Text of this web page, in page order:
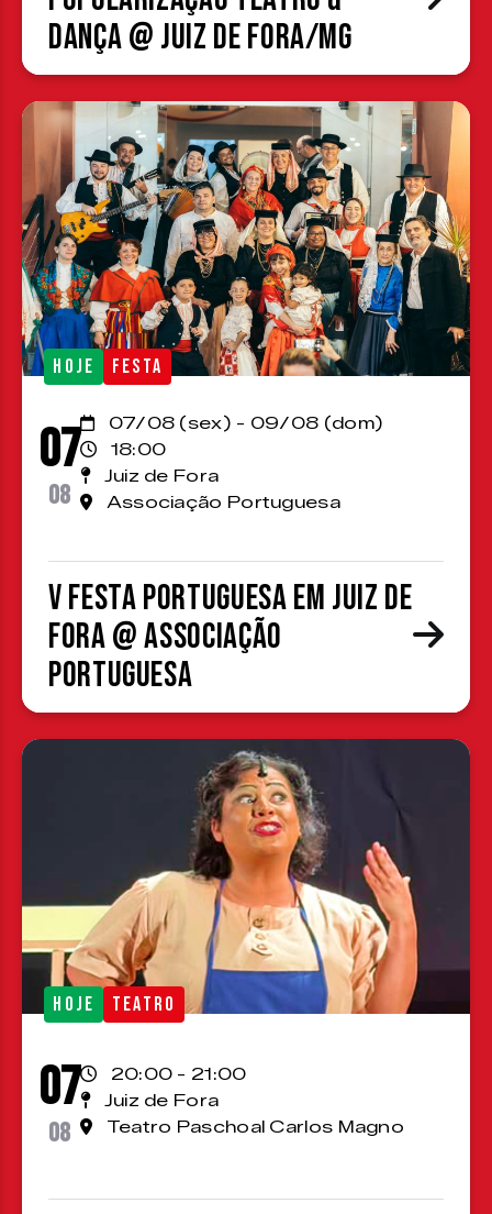
Dança @ Juiz de Fora/MG
HOJE FESTA
07
08
07/08 (sex) - 09/08 (dom)
18:00
Juiz de Fora
Associação Portuguesa
V Festa Portuguesa em Juiz de
Fora @ Associação
Portuguesa
HOJE TEATRO
07
08
20:00 - 21:00
Juiz de Fora
Teatro Paschoal Carlos Magno